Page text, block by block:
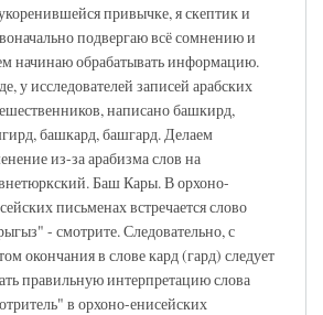
привычке, я скептик и
подвергаю всё сомнению и
начинаю обрабатывать информацию.
у исследователей записей арабских
написано башкирд,
башкард, башгард. Делаем
из-за арабизма слов на
Баш Кары. В орхоно-
письменах встречается слово
- смотрите. Следовательно, с
окончания в слове кард (гард) следует
правильную интерпретацию слова
в орхоно-енисейских